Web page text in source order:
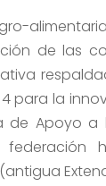
de las
para la
Apoyo a